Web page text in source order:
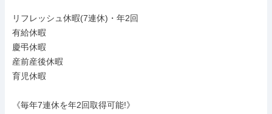
リフレッシュ休暇(7連休)・年2回
有給休暇
慶弔休暇
産前産後休暇
育児休暇
《毎年7連休を年2回取得可能!》